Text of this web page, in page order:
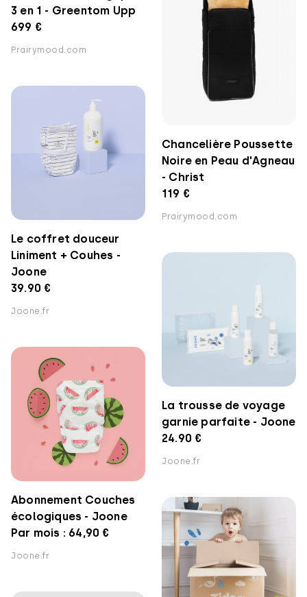
3 en 1 - Greentom Upp
699 €
Prairymood.com
Chancelière Poussette
Noire en Peau d'Agneau
- Christ
119 €
Prairymood.com
Le coffret douceur
Liniment + Couhes -
Joone
39.90 €
Joone.fr
La trousse de voyage
garnie parfaite - Joone
24.90 €
Joone.fr
Abonnement Couches
écologiques - Joone
Par mois : 64,90 €
Joone.fr